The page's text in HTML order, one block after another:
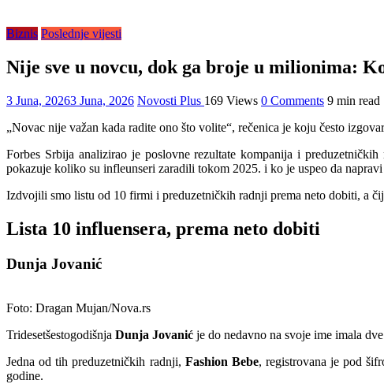
Biznis Poslednje vijesti
Nije sve u novcu, dok ga broje u milionima:
3 Juna, 20263 Juna, 2026 Novosti Plus 169 Views 0 Comments 9 min read
„Novac nije važan kada radite ono što volite“, rečenica je koju često
Forbes Srbija analizirao je poslovne rezultate kompanija i
pokazuje koliko su infleunseri zaradili tokom 2025. i ko je uspeo da
Izdvojili smo listu od 10 firmi i preduzetničkih radnji prema neto dobiti, a
Lista 10 influensera, prema neto dobiti
Dunja Jovanić
Foto: Dragan Mujan/Nova.rs
Tridesetšestogodišnja Dunja Jovanić je do nedavno na svoje ime imala
Jedna od tih preduzetničkih radnji, Fashion Bebe, registrovana je pod
godine.